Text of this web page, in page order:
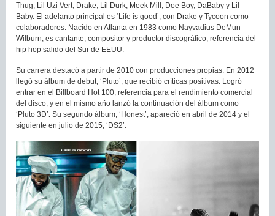
Thug, Lil Uzi Vert, Drake, Lil Durk, Meek Mill, Doe Boy, DaBaby y Lil
Baby. El adelanto principal es ‘Life is good’, con Drake y Tycoon como
colaboradores. Nacido en Atlanta en 1983 como Nayvadius DeMun
Wilburn, es cantante, compositor y productor discográfico, referencia del
hip hop salido del Sur de EEUU.
Su carrera destacó a partir de 2010 con producciones propias. En 2012
llegó su álbum de debut, ‘Pluto’, que recibió críticas positivas. Logró
entrar en el Billboard Hot 100, referencia para el rendimiento comercial
del disco, y en el mismo año lanzó la continuación del álbum como
‘Pluto 3D’. Su segundo álbum, ‘Honest’, apareció en abril de 2014 y el
siguiente en julio de 2015, ‘DS2’.